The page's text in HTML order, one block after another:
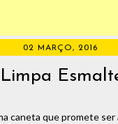
02 MARÇO, 2016
caneta que promete ser